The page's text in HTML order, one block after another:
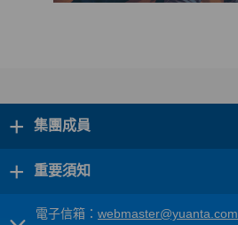
+ 集團成員
+ 重要須知
電子信箱： webmaster@yuanta.com